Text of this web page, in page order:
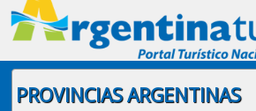
PROVINCIAS ARGENTINAS